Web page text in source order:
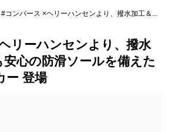
#コンバース ×ヘリーハンセンより、撥水加工＆...
リーハンセンより、撥水
安心の防滑ソールを備えた
ー 登場